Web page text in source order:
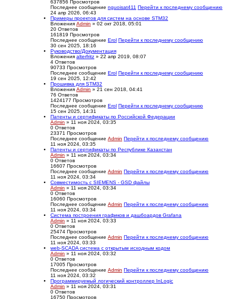
637856 Просмотров
Последнее сообщение nguoisat411 Перейти к последнему сообщению
24 апр 2026, 06:43
Примеры проектов для систем на основе STM32
Вложения Admin » 02 окт 2018, 05:01
20 Ответов
161819 Просмотров
Последнее сообщение Erol Перейти к последнему сообщению
30 сен 2025, 18:16
Руководство/Документация
Вложения alterfritz » 22 апр 2019, 08:07
4 Ответов
90733 Просмотров
Последнее сообщение Erol Перейти к последнему сообщению
19 сен 2025, 12:42
Прошивка для STM32
Вложения Admin » 21 сен 2018, 04:41
76 Ответов
1424177 Просмотров
Последнее сообщение Erol Перейти к последнему сообщению
15 сен 2025, 14:31
Патенты и сертификаты по Российской Федерации
Admin » 11 ноя 2024, 03:35
0 Ответов
23371 Просмотров
Последнее сообщение Admin Перейти к последнему сообщению
11 ноя 2024, 03:35
Патенты и сертификаты по Республике Казахстан
Admin » 11 ноя 2024, 03:34
0 Ответов
16607 Просмотров
Последнее сообщение Admin Перейти к последнему сообщению
11 ноя 2024, 03:34
Совместимость с SIEMENS - GSD файлы
Admin » 11 ноя 2024, 03:34
0 Ответов
16060 Просмотров
Последнее сообщение Admin Перейти к последнему сообщению
11 ноя 2024, 03:34
Система построения графиков и дашбоардов Grafana
Admin » 11 ноя 2024, 03:33
0 Ответов
25474 Просмотров
Последнее сообщение Admin Перейти к последнему сообщению
11 ноя 2024, 03:33
web-SCADA система с открытым исходным кодом
Admin » 11 ноя 2024, 03:32
0 Ответов
17005 Просмотров
Последнее сообщение Admin Перейти к последнему сообщению
11 ноя 2024, 03:32
Программируемый логический контроллер InLogic
Admin » 11 ноя 2024, 03:31
0 Ответов
16750 Просмотров